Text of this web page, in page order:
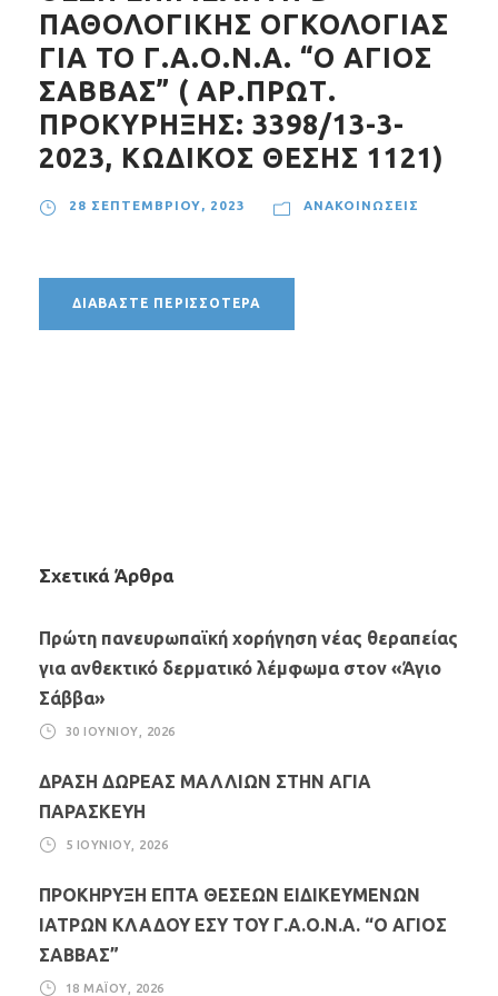
ΠΑΘΟΛΟΓΙΚΗΣ ΟΓΚΟΛΟΓΙΑΣ
ΓΙΑ ΤΟ Γ.Α.Ο.Ν.Α. “Ο ΑΓΙΟΣ
ΣΑΒΒΑΣ” ( ΑΡ.ΠΡΩΤ.
ΠΡΟΚΥΡΗΞΗΣ: 3398/13-3-
2023, ΚΩΔΙΚΟΣ ΘΕΣΗΣ 1121)
28 ΣΕΠΤΕΜΒΡΊΟΥ, 2023 ΑΝΑΚΟΙΝΏΣΕΙΣ
ΔΙΑΒΆΣΤΕ ΠΕΡΙΣΣΌΤΕΡΑ
Σχετικά Άρθρα
Πρώτη πανευρωπαϊκή χορήγηση νέας θεραπείας
για ανθεκτικό δερματικό λέμφωμα στον «Άγιο
Σάββα»
30 ΙΟΥΝΊΟΥ, 2026
ΔΡΑΣΗ ΔΩΡΕΑΣ ΜΑΛΛΙΩΝ ΣΤΗΝ ΑΓΙΑ
ΠΑΡΑΣΚΕΥΗ
5 ΙΟΥΝΊΟΥ, 2026
ΠΡΟΚΗΡΥΞΗ ΕΠΤΑ ΘΕΣΕΩΝ ΕΙΔΙΚΕΥΜΕΝΩΝ
ΙΑΤΡΩΝ ΚΛΑΔΟΥ ΕΣΥ ΤΟΥ Γ.Α.Ο.Ν.Α. “Ο ΑΓΙΟΣ
ΣΑΒΒΑΣ”
18 ΜΑΪ́ΟΥ, 2026